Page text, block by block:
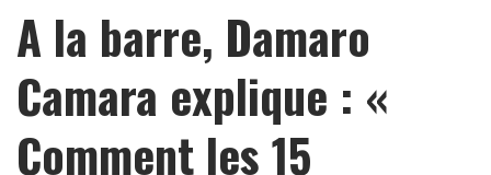
A la barre, Damaro
Camara explique : «
Comment les 15